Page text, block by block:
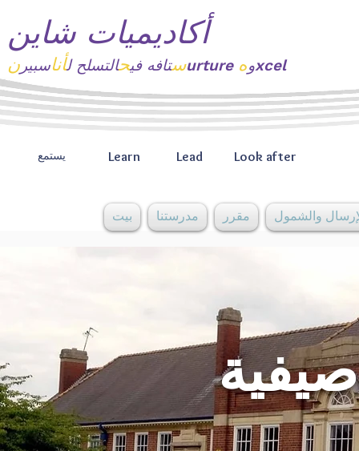
أكاديميات شاين
ستافه فيحالتسلح لأناسبير ن urture وه xcel
يستمع Learn Lead Look after
بيت مدرستنا مقرر والشمول